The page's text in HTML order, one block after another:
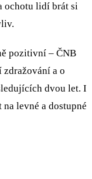
ochotu lidí brát si
pozitivní – ČNB
a o
dvou let. I
levné a dostupné